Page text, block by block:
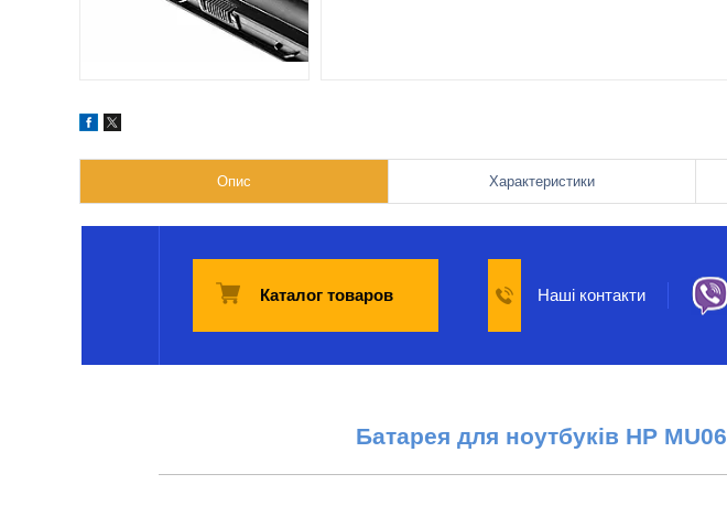
Опис Характеристики
Каталог товаров Наші контакти
Батарея для ноутбуків HP MU06